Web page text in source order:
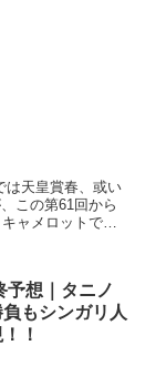
は天皇賞春、或い
この第61回から
ャメロットで
予想｜タニノ
もシンガリ人
！